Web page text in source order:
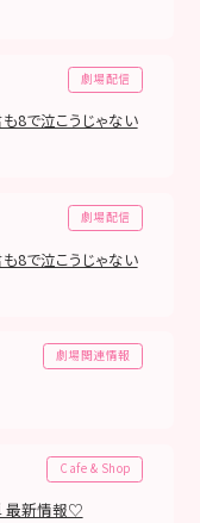
劇場配信
8で泣こうじゃない
劇場配信
8で泣こうじゃない
劇場関連情報
Cafe & Shop
最新情報♡